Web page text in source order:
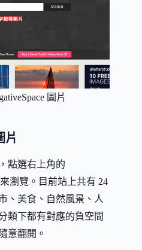
圖片
片
點選右上角的
來瀏覽。目前站上共有 24
、美食、自然風景、人
類下都有對應的負空間
意翻閱。